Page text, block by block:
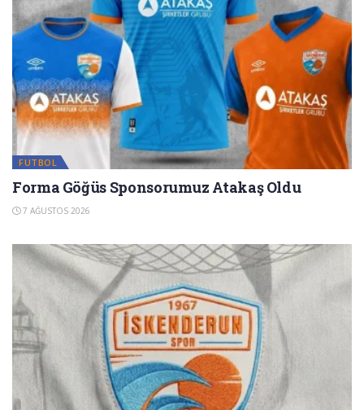
FUTBOL
Forma Göğüs Sponsorumuz Atakaş Oldu
7 AĞUSTOS 2026